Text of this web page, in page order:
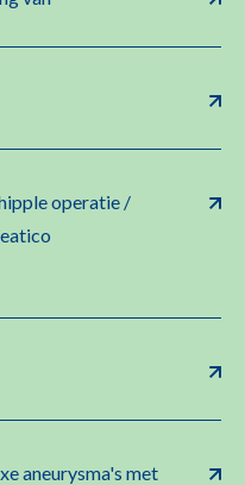
operatie /
aneurysma's met